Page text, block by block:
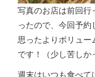
写真のお店は前回行
ったので、今回予約
思ったよりボリュー
です！（少し苦しか
週末はいつも食べて